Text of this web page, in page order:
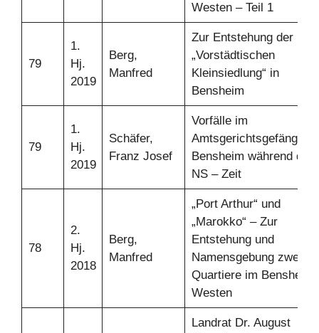
Westen – Teil 1
79
1.
Hj.
2019
Berg,
Manfred
Zur Entstehung der
„Vorstädtischen
Kleinsiedlung“ in
Bensheim
79
1.
Hj.
2019
Schäfer,
Franz Josef
Vorfälle im
Amtsgerichtsgefängnis
Bensheim während der
NS – Zeit
78
2.
Hj.
2018
Berg,
Manfred
„Port Arthur“ und
„Marokko“ – Zur
Entstehung und
Namensgebung zweier
Quartiere im
Westen
Landrat Dr. August